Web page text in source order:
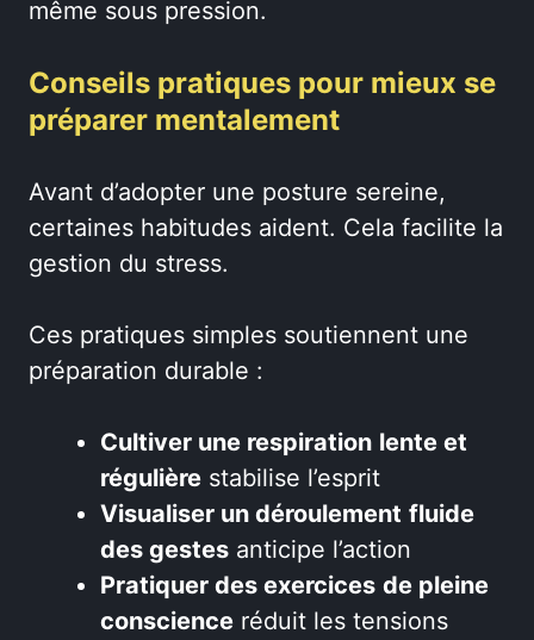
même sous pression.
Conseils pratiques pour mieux se
préparer mentalement
Avant d’adopter une posture sereine,
certaines habitudes aident. Cela facilite la
gestion du stress.
Ces pratiques simples soutiennent une
préparation durable :
Cultiver une respiration lente et
régulière stabilise l’esprit
Visualiser un déroulement fluide
des gestes anticipe l’action
Pratiquer des exercices de pleine
conscience réduit les tensions